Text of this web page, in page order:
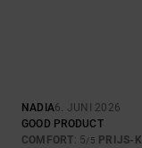
NADIA6. JUNI 2026
GOOD PRODUCT
COMFORT: 5/5 PRIJS-